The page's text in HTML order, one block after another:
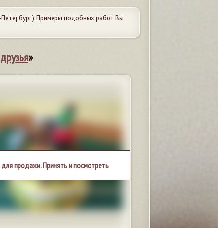
Примеры подобных работ Вы
»
для продажи. Принять и посмотреть